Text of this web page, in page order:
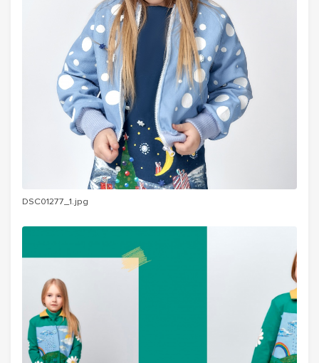
DSC01277_1.jpg